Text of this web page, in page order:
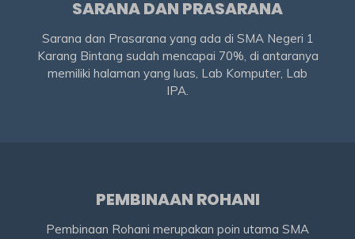
SARANA DAN PRASARANA
Sarana dan Prasarana yang ada di SMA Negeri 1
Karang Bintang sudah mencapai 70%, di antaranya
memiliki halaman yang luas, Lab Komputer, Lab
IPA.
PEMBINAAN ROHANI
Pembinaan Rohani merupakan poin utama SMA